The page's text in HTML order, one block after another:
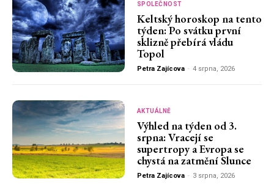
SPOLEČNOST
Keltský horoskop na tento
týden: Po svátku první
sklizně přebírá vládu
Topol
Petra Zajícova - 4 srpna, 2026
AKTUÁLNĚ
Výhled na týden od 3.
srpna: Vracejí se
supertropy a Evropa se
chystá na zatmění Slunce
Petra Zajícova - 3 srpna, 2026